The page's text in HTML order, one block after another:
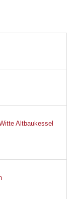
Altbaukessel